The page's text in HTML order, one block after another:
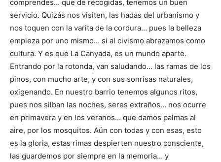
comprendes… que de recogidas, tenemos un buen
servicio. Quizás nos visiten, las hadas del urbanismo y
nos toquen con la varita de la cordura… pues la belleza
empieza por uno mismo… si al civismo abrazamos como
cultura. Y es que La Canyada, es un mundo aparte.
Entrando por la rotonda, van saludando… las ramas de los
pinos, con mucho arte, y con sus sonrisas naturales,
oxigenando. En nuestro barrio tenemos algunos ritos,
pues nos silban las noches, seres extraños… nos ocurre
en primavera y en los veranos… que damos palmas al
aire, por los mosquitos. Aún con todas y con esas, esto
es la gloria, estas rimas despierten nuestro consciente,
las guardemos por siempre en la memoria… y